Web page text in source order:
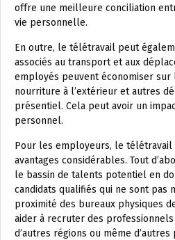
offre une meilleure conciliation
vie personnelle.
En outre, le télétravail peut
associés au transport et aux
employés peuvent économiser
nourriture à l’extérieur et autres
présentiel. Cela peut avoir un
personnel.
Pour les employeurs, le
avantages considérables. Tout
le bassin de talents potentiel en
candidats qualifiés qui ne sont pas
proximité des bureaux physiques
aider à recruter des
d’autres régions ou même d’autres